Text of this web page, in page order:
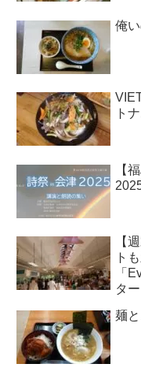
俺
ト
【
【
ト
「
ター
麺